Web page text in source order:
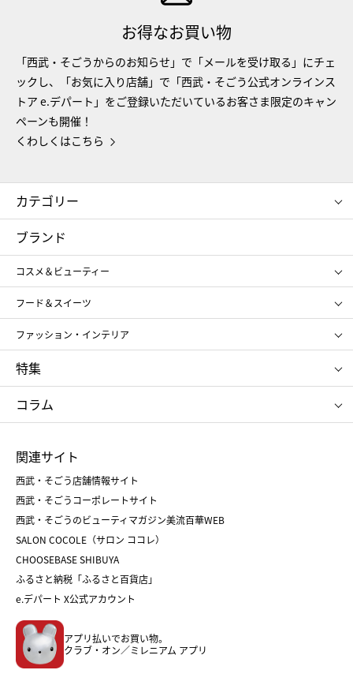
お得なお買い物
「西武・そごうからのお知らせ」で「メールを受け取る」にチェ
ックし、「お気に入り店舗」で「西武・そごう公式オンラインス
トア e.デパート」をご登録いただいているお客さま限定のキャン
ペーンも開催！
くわしくはこちら
カテゴリー
コスメ＆ビューティー
ギフト
レディース
メンズ
スポーツ・アウトドア
お中元
お歳暮
ブランド
コスメ＆ビューティー
SHISEIDO
ポール&ジョー ボーテ
ジルスチュアート
NARS
RMK
クリニーク
SK-Ⅱ
フード＆スイーツ
アンリ・シャルパンティエ
ゴディバ
新宿高野
たねや
ねんりん家
ファッション・インテリア
ポロ ラルフ ローレン
タケオ キクチ
ママ＆キッズ
シュタイフ
特集
お中元
ひな人形
五月人形
父の日
クリスマスケーキ
ホワイトデー
コラム
菓子折り
和菓子
人気のギフト
バレンタイン
ホワイトデー
おせち
フード
ホーム・キッチン＆アート
関連サイト
西武・そごう店舗情報サイト
西武・そごうコーポレートサイト
西武・そごうのビューティマガジン美流百華WEB
SALON COCOLE（サロン ココレ）
CHOOSEBASE SHIBUYA
ふるさと納税「ふるさと百貨店」
e.デパート X公式アカウント
アプリ払いでお買い物。
クラブ・オン／ミレニアム アプリ